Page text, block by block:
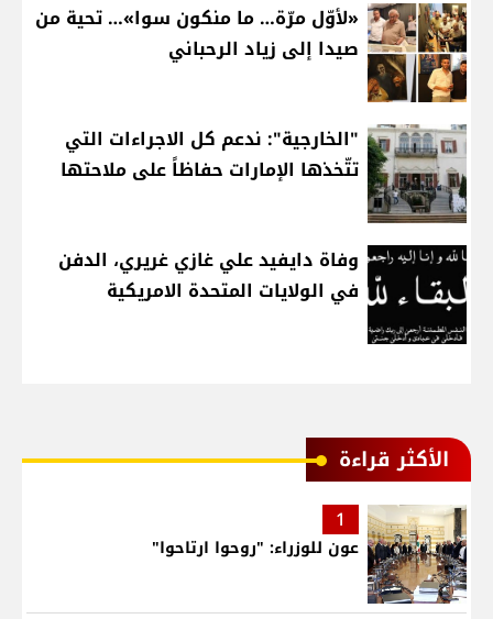
«لأوّل مرّة… ما منكون سوا»… تحية من
صيدا إلى زياد الرحباني
"الخارجية": ندعم كل الاجراءات التي
تتّخذها الإمارات حفاظاً على ملاحتها
وفاة دايفيد علي غازي غريري، الدفن
في الولايات المتحدة الامريكية
الأكثر قراءة
1
عون للوزراء: "روحوا ارتاحوا"